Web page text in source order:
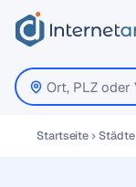
Startseite Städte